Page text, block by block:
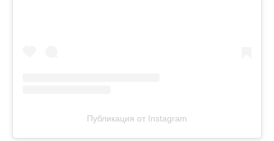
Публикация от Instagram